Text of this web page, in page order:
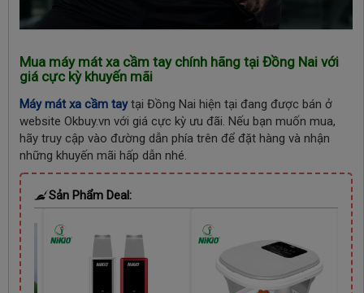
Mua máy mát xa cầm tay chính hãng tại Đồng Nai với
giá cực kỳ khuyến mãi
Máy mát xa cầm taytại Đồng Nai hiện tại đang được bán ở
website Okbuy.vn với giá cực kỳ ưu đãi. Nếu bạn muốn mua,
hãy truy cập vào đường dẫn phía trên để đặt hàng và nhận
những khuyến mãi hấp dẫn nhé.
Sản Phẩm Deal: